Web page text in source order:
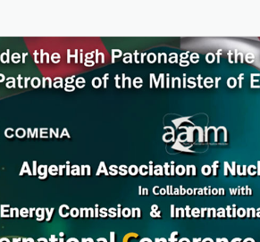
Protéger
l'environnement en
et à la technologie
nucléaires
En savoir plus